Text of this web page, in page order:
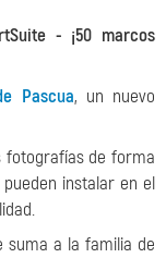
- ¡50 marcos
Pascua, un nuevo
fotografías de forma
instalar en el
suma a la familia de